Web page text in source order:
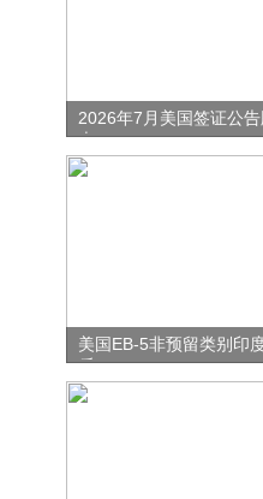
2026年7月美国签证公
表
美国EB-5非预留类别印
后